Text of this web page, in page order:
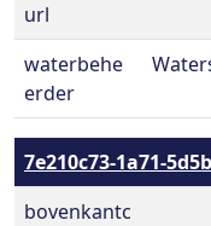
url
waterbehe
erder
7e210c73-1a71-
bovenkantc